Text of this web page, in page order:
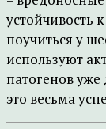
устойчивость
поучиться у
используют
патогенов
это весьма